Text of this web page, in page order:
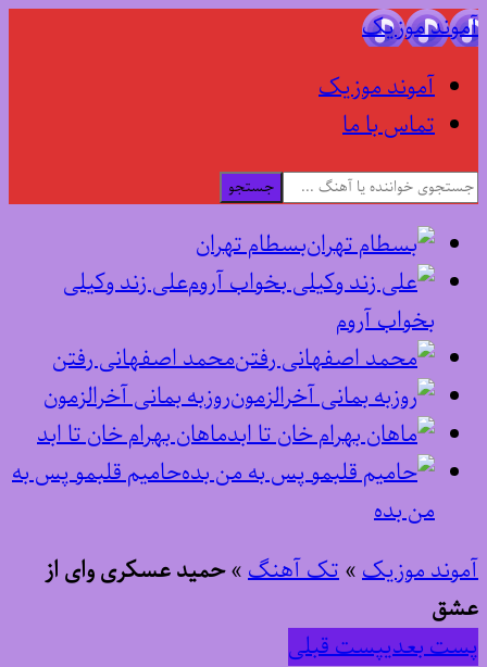
آموند موزیک
آموند موزیک
تماس با ما
جستجو
بسطام تهران
علی زند وکیلی
بخواب آروم
محمد اصفهانی رفتن
روزبه بمانی آخرالزمون
ماهان بهرام خان تا ابد
حامیم قلبمو پس به
من بده
آموند موزیک»تک آهنگ»حمید عسکری وای از
عشق
پست بعدیپست قبلی